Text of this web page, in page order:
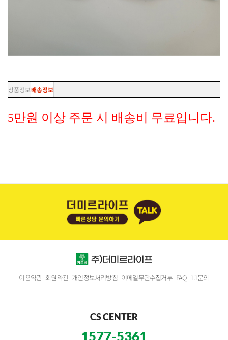
상품정보배송정보
5만원 이상 주문 시 배송비 무료입니다.
이용약관 회원약관 개인정보처리방침 이메일무단수집거부 FAQ 1:1문의
CS CENTER
1577-5361